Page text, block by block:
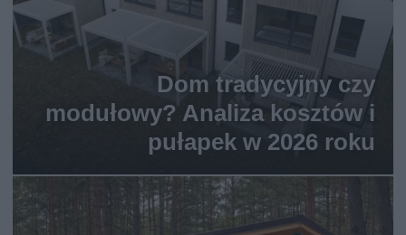
Dom tradycyjny czy
modułowy? Analiza kosztów i
pułapek w 2026 roku